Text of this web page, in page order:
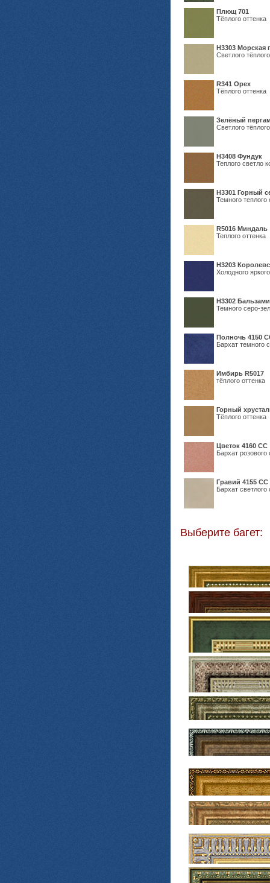
Плющ 701
Тёплого оттенка
H3303 Морская
Светлого
R341 Орех
Тёплого оттенка
Зелёный
Светлого
Н3408 Фундук
Теплого светло
Н3301 Горный
Темного теплого
R5016 Миндаль
Теплого оттенка
Н3203
Холодного
Н3302
Темного серо-
Полночь 4150
Бархат темного
Имбирь R5017
тёплого оттенка
Горный
Тёплого оттенка
Цветок 4160 СС
Бархат розового
Гравий 4155 СС
Бархат светлого
Выберите багет: